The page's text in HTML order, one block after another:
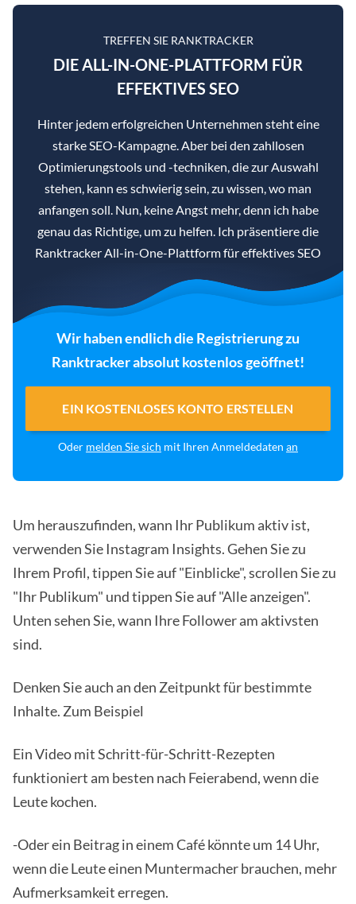
TREFFEN SIE RANKTRACKER
DIE ALL-IN-ONE-PLATTFORM FÜR
EFFEKTIVES SEO
Hinter jedem erfolgreichen Unternehmen steht eine
starke SEO-Kampagne. Aber bei den zahllosen
Optimierungstools und -techniken, die zur Auswahl
stehen, kann es schwierig sein, zu wissen, wo man
anfangen soll. Nun, keine Angst mehr, denn ich habe
genau das Richtige, um zu helfen. Ich präsentiere die
Ranktracker All-in-One-Plattform für effektives SEO
Wir haben endlich die Registrierung zu
Ranktracker absolut kostenlos geöffnet!
EIN KOSTENLOSES KONTO ERSTELLEN
Oder melden Sie sich mit Ihren Anmeldedaten an
Um herauszufinden, wann Ihr Publikum aktiv ist,
verwenden Sie Instagram Insights. Gehen Sie zu
Ihrem Profil, tippen Sie auf "Einblicke", scrollen Sie zu
"Ihr Publikum" und tippen Sie auf "Alle anzeigen".
Unten sehen Sie, wann Ihre Follower am aktivsten
sind.
Denken Sie auch an den Zeitpunkt für bestimmte
Inhalte. Zum Beispiel
Ein Video mit Schritt-für-Schritt-Rezepten
funktioniert am besten nach Feierabend, wenn die
Leute kochen.
-Oder ein Beitrag in einem Café könnte um 14 Uhr,
wenn die Leute einen Muntermacher brauchen, mehr
Aufmerksamkeit erregen.